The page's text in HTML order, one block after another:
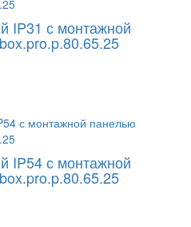
IP31 с монтажной
IP54 с монтажной